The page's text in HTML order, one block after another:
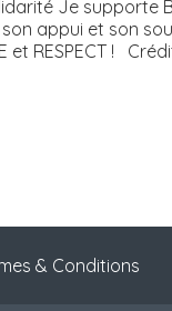
Je supporte
appui et son
et RESPECT !
& Conditions